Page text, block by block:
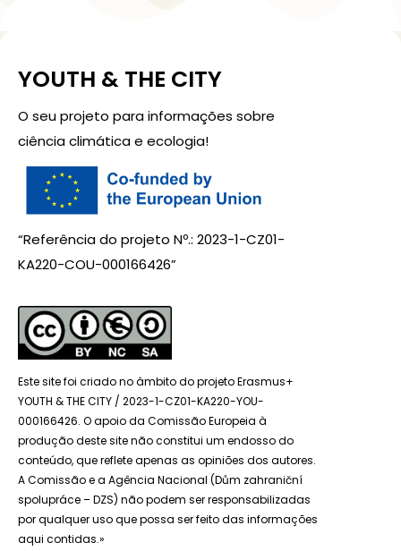
YOUTH & THE CITY
O seu projeto para informações sobre
ciência climática e ecologia!
“Referência do projeto Nº.: 2023-1-CZ01-
KA220-COU-000166426”
Este site foi criado no âmbito do projeto Erasmus+
YOUTH & THE CITY / 2023-1-CZ01-KA220-YOU-
000166426. O apoio da Comissão Europeia à
produção deste site não constitui um endosso do
conteúdo, que reflete apenas as opiniões dos autores.
A Comissão e a Agência Nacional (Dům zahraniční
spolupráce – DZS) não podem ser responsabilizadas
por qualquer uso que possa ser feito das informações
aqui contidas.»